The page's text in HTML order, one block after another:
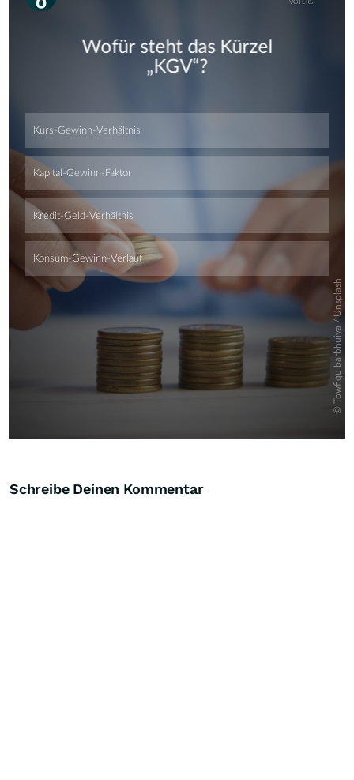
Skip
Skip
Schreibe Deinen Kommentar